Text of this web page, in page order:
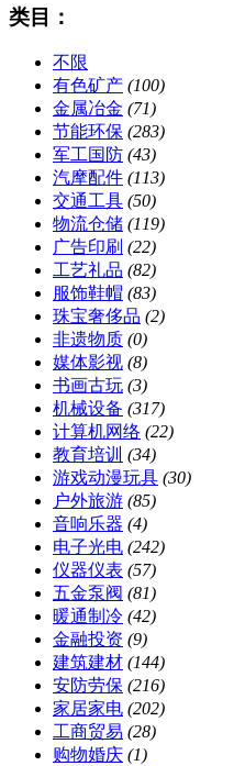
类目：
不限
有色矿产 (100)
金属冶金 (71)
节能环保 (283)
军工国防 (43)
汽摩配件 (113)
交通工具 (50)
物流仓储 (119)
广告印刷 (22)
工艺礼品 (82)
服饰鞋帽 (83)
珠宝奢侈品 (2)
非遗物质 (0)
媒体影视 (8)
书画古玩 (3)
机械设备 (317)
计算机网络 (22)
教育培训 (34)
游戏动漫玩具 (30)
户外旅游 (85)
音响乐器 (4)
电子光电 (242)
仪器仪表 (57)
五金泵阀 (81)
暖通制冷 (42)
金融投资 (9)
建筑建材 (144)
安防劳保 (216)
家居家电 (202)
工商贸易 (28)
购物婚庆 (1)